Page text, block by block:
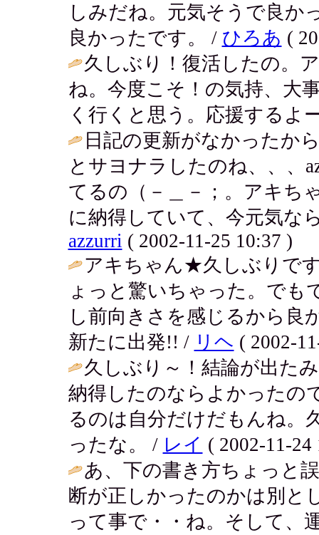
しみだね。元気そうで良か
良かったです。 / ひろあ (
久しぶり！復活したの。
ね。今度こそ！の気持、大
く行くと思う。応援するよ
日記の更新がなかったか
とサヨナラしたのね、、、
てるの（－＿－；。アキち
に納得していて、今元気な
azzurri ( 2002-11-25 10:37 )
アキちゃん★久しぶりで
ょっと驚いちゃった。でも
し前向きさを感じるから良
新たに出発!! / リヘ ( 2002-
久しぶり～！結論が出た
納得したのならよかったの
るのは自分だけだもんね。
ったな。 / レイ ( 2002-11-24
あ、下の書き方ちょっと
断が正しかったのかは別と
って事で・・ね。そして、